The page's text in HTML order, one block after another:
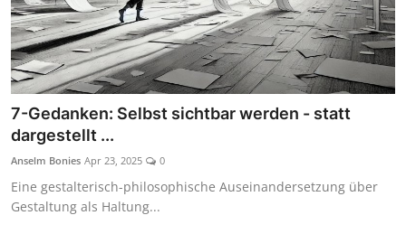
Vorproduktion
7-Gedanken: Selbst sichtbar werden - statt
dargestellt ...
Anselm Bonies Apr 23, 2025 0
Eine gestalterisch-philosophische Auseinandersetzung über
Gestaltung als Haltung...